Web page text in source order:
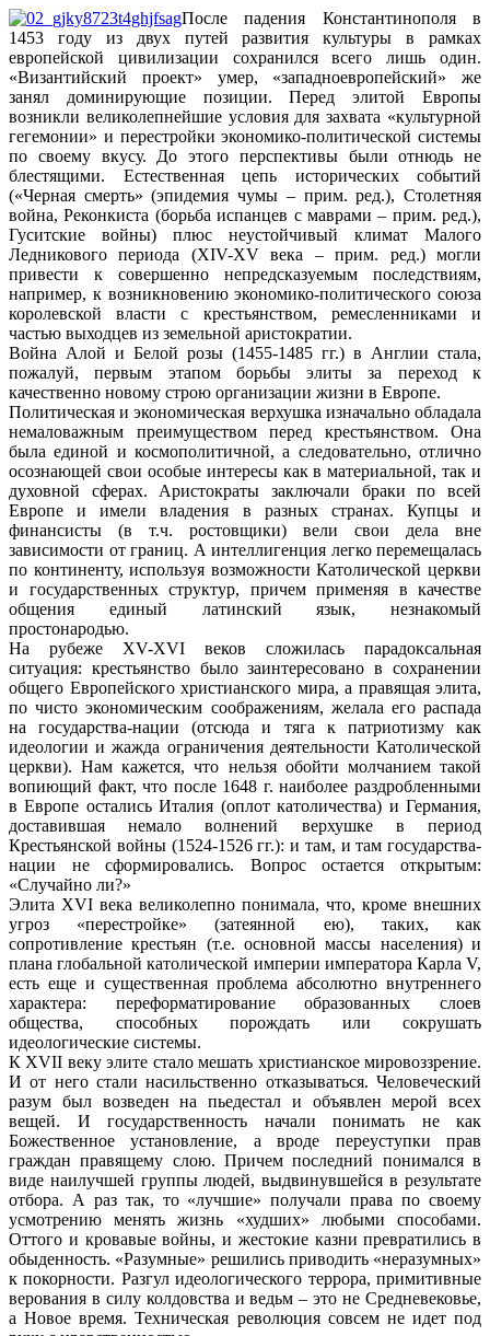
После падения Константинополя в
1453 году из двух путей развития культуры в рамках
европейской цивилизации сохранился всего лишь один.
«Византийский проект» умер, «западноевропейский» же
занял доминирующие позиции. Перед элитой Европы
возникли великолепнейшие условия для захвата «культурной
гегемонии» и перестройки экономико-политической системы
по своему вкусу. До этого перспективы были отнюдь не
блестящими. Естественная цепь исторических событий
(«Черная смерть» (эпидемия чумы – прим. ред.), Столетняя
война, Реконкиста (борьба испанцев с маврами – прим. ред.),
Гуситские войны) плюс неустойчивый климат Малого
Ледникового периода (XIV-XV века – прим. ред.) могли
привести к совершенно непредсказуемым последствиям,
например, к возникновению экономико-политического союза
королевской власти с крестьянством, ремесленниками и
частью выходцев из земельной аристократии.
Война Алой и Белой розы (1455-1485 гг.) в Англии стала,
пожалуй, первым этапом борьбы элиты за переход к
качественно новому строю организации жизни в Европе.
Политическая и экономическая верхушка изначально обладала
немаловажным преимуществом перед крестьянством. Она
была единой и космополитичной, а следовательно, отлично
осознающей свои особые интересы как в материальной, так и
духовной сферах. Аристократы заключали браки по всей
Европе и имели владения в разных странах. Купцы и
финансисты (в т.ч. ростовщики) вели свои дела вне
зависимости от границ. А интеллигенция легко перемещалась
по континенту, используя возможности Католической церкви
и государственных структур, причем применяя в качестве
общения единый латинский язык, незнакомый
простонародью.
На рубеже XV-XVI веков сложилась парадоксальная
ситуация: крестьянство было заинтересовано в сохранении
общего Европейского христианского мира, а правящая элита,
по чисто экономическим соображениям, желала его распада
на государства-нации (отсюда и тяга к патриотизму как
идеологии и жажда ограничения деятельности Католической
церкви). Нам кажется, что нельзя обойти молчанием такой
вопиющий факт, что после 1648 г. наиболее раздробленными
в Европе остались Италия (оплот католичества) и Германия,
доставившая немало волнений верхушке в период
Крестьянской войны (1524-1526 гг.): и там, и там государства-
нации не сформировались. Вопрос остается открытым:
«Случайно ли?»
Элита XVI века великолепно понимала, что, кроме внешних
угроз «перестройке» (затеянной ею), таких, как
сопротивление крестьян (т.е. основной массы населения) и
плана глобальной католической империи императора Карла V,
есть еще и существенная проблема абсолютно внутреннего
характера: переформатирование образованных слоев
общества, способных порождать или сокрушать
идеологические системы.
К XVII веку элите стало мешать христианское мировоззрение.
И от него стали насильственно отказываться. Человеческий
разум был возведен на пьедестал и объявлен мерой всех
вещей. И государственность начали понимать не как
Божественное установление, а вроде переуступки прав
граждан правящему слою. Причем последний понимался в
виде наилучшей группы людей, выдвинувшейся в результате
отбора. А раз так, то «лучшие» получали права по своему
усмотрению менять жизнь «худших» любыми способами.
Оттого и кровавые войны, и жестокие казни превратились в
обыденность. «Разумные» решились приводить «неразумных»
к покорности. Разгул идеологического террора, примитивные
верования в силу колдовства и ведьм – это не Средневековье,
а Новое время. Техническая революция совсем не идет под